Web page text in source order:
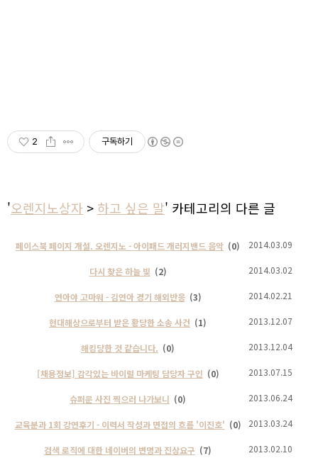
2 구독하기
'오렌지노상자 > 하고 싶은 말' 카테고리의 다른 글
페이스북 페이지 개설. 오렌지노 - 아이패드 개러지밴드 음악 (0) 2014.03.09
다시 찾은 하늘 빛 (2) 2014.03.02
연아야 고마워 - 김연아 경기 해외반응 (3) 2014.02.21
현대해상으로부터 받은 황당한 소송 사건 (1) 2013.12.07
해킹당한 것 같습니다. (0) 2013.12.04
[채용정보] 감각있는 바이럴 마케팅 담당자 구인 (0) 2013.07.15
슈퍼문 사진 찍으러 나가보니 (0) 2013.06.24
교육분과 1회 강연후기 - 이력서 작성과 면접의 흐름 '이진호' (0) 2013.03.24
검색 로직에 대한 네이버의 변명과 진상요구 (7) 2013.02.10